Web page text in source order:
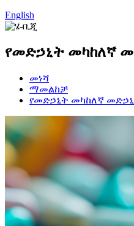
English
የመድኃኒት መካከለኛ
መነሻ
ማመልከቻ
የመድኃኒት መካከለኛ